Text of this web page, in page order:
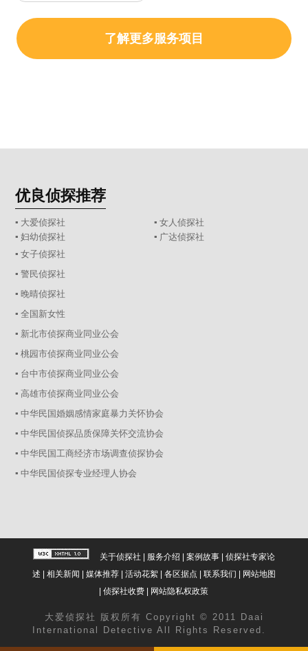
了解更多服务项目
优良侦探推荐
▪ 大爱侦探社
▪ 女人侦探社
▪ 妇幼侦探社
▪ 广达侦探社
▪ 女子侦探社
▪ 警民侦探社
▪ 晚晴侦探社
▪ 全国新女性
▪ 新北市侦探商业同业公会
▪ 桃园市侦探商业同业公会
▪ 台中市侦探商业同业公会
▪ 高雄市侦探商业同业公会
▪ 中华民国婚姻感情家庭暴力关怀协会
▪ 中华民国侦探品质保障关怀交流协会
▪ 中华民国工商经济市场调查侦探协会
▪ 中华民国侦探专业经理人协会
关于侦探社 | 服务介绍 | 案例故事| 侦探社专家论
述 | 相关新闻 | 媒体推荐| 活动花絮| 各区据点 | 联系我们 | 网站地图
|侦探社收费 | 网站隐私权政策
大爱 侦探社
版权所有 Copyright © 2011 Daai
International Detective All Rights Reserved.